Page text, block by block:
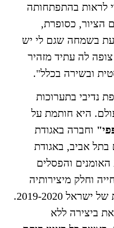
לראות בהתפתחותה
הציור, כסופרת,
בשמחה שגם לי יש
לה עתיד מזהיר
ובשירה בכלל".
משתתפת נדיבי בתערוכות
היא חותמת על
וחברה באגודת
בתל אביב, באגודת
האומנים והפסלים
וחלק מיצירותיה
פורסמו בספר האומנות של ישראל 2019-2020.
ביצירה ללא